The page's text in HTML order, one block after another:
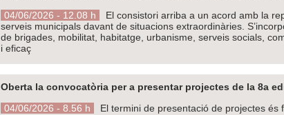
04/06/2026 - 12.08 h
El consistori arriba a un acord amb la
serveis municipals davant de situacions extraordinàries.
de brigades, mobilitat, habitatge, urbanisme, serveis socials,
i eficaç
Oberta la convocatòria per a presentar projectes de la 8a
04/06/2026 - 8.56 h
El termini de presentació de projectes és